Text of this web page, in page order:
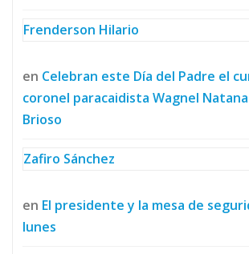
Frenderson Hilario
en Celebran este Día del Padre el
coronel paracaidista Wagnel
Brioso
Zafiro Sánchez
en El presidente y la mesa de
lunes